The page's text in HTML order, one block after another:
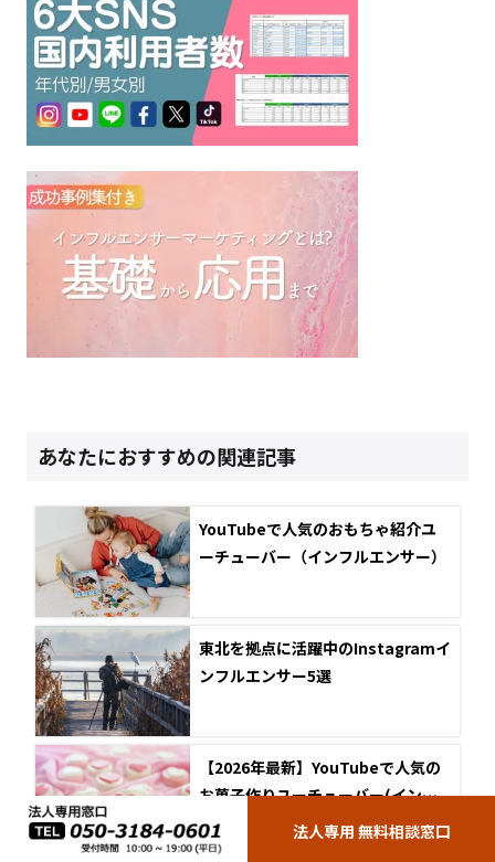
あなたにおすすめの関連記事
YouTubeで人気のおもちゃ紹介ユ
ーチューバー（インフルエンサー）
東北を拠点に活躍中のInstagramイ
ンフルエンサー5選
【2026年最新】YouTubeで人気の
お菓子作りユーチューバー(インフ
ルエンサー)
法人専用 無料相談窓口